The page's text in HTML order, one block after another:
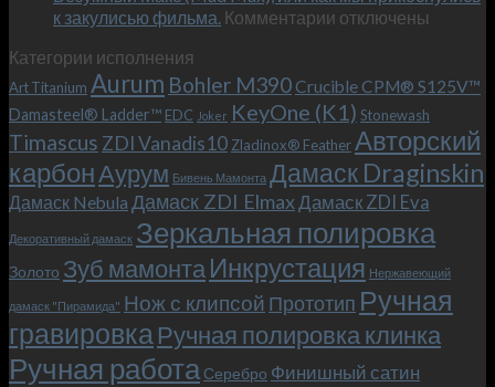
Теперь
и
клипсой!
к закулисью фильма. Комментарии к
Макс
(Mad
Max),
или
как
мы
прикоснулись
к
фильма.
отключены
Категории исполнения
Art Titanium Aurum Bohler M390Crucible CPM® S125V™
Damasteel® Ladder™ EDC Joker KeyOne (K1) Stonewash
Timascus ZDI Vanadis10 Zladinox® FeatherАвторский
карбонАурум Бивень Мамонта Дамаск Draginskin
Дамаск Nebula Дамаск ZDI Elmax Дамаск ZDI Eva
Декоративный дамаск Зеркальная полировка
Золото Зуб мамонтаИнкрустация Нержавеющий
дамаск "Пирамида" Нож с клипсой Прототип Ручная
гравировкаРучная полировка клинка
Ручная работа Серебро Финишный сатин